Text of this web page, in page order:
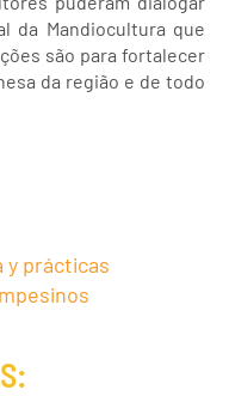
da Mandiocultura que
são para fortalecer
da região e de todo
y prácticas